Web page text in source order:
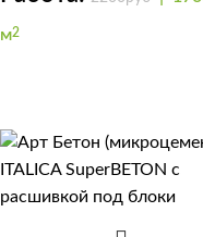
м2